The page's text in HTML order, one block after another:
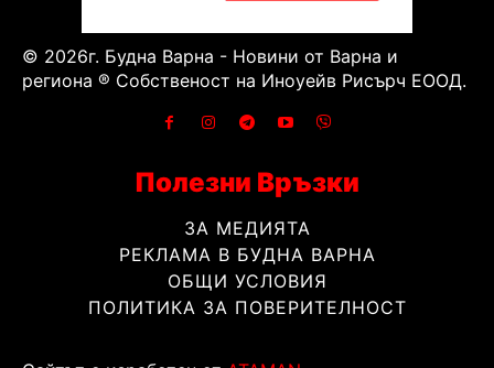
© 2026г. Будна Варна - Новини от Варна и
региона ® Собственост на Иноуейв Рисърч ЕООД.
Полезни Връзки
ЗА МЕДИЯТА
РЕКЛАМА В БУДНА ВАРНА
ОБЩИ УСЛОВИЯ
ПОЛИТИКА ЗА ПОВЕРИТЕЛНОСТ